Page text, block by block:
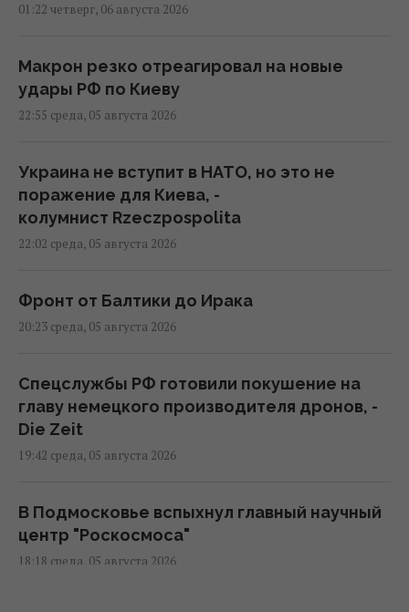
01:22 четверг, 06 августа 2026
Макрон резко отреагировал на новые
удары РФ по Киеву
22:55 среда, 05 августа 2026
Украина не вступит в НАТО, но это не
поражение для Киева, -
колумнист Rzeczpospolita
22:02 среда, 05 августа 2026
Фронт от Балтики до Ирака
20:23 среда, 05 августа 2026
Спецслужбы РФ готовили покушение на
главу немецкого производителя дронов, -
Die Zeit
19:42 среда, 05 августа 2026
В Подмосковье вспыхнул главный научный
центр "Роскосмоса"
18:18 среда, 05 августа 2026